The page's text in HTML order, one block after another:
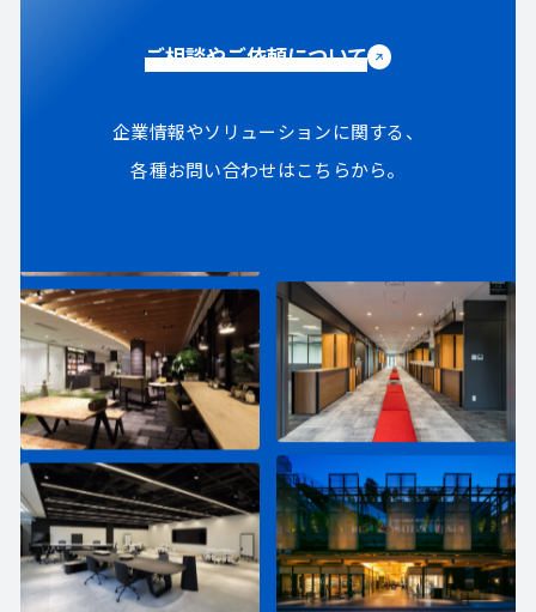
ご相談やご依頼について
企業情報やソリューションに関する、
各種お問い合わせはこちらから。